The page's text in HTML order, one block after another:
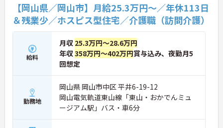
★おすすめPOINT★
【無理なくステップアップできる業務内容】
・実務未経験からでも挑戦可能です
・入浴介助なし、まずは生活支援や看護師のサポー
トからスタートできます
・資格取得支援制度を活用し、将来的に訪問介護員
を目指せる環境です
ベートの時間を確保できます
・3日以上の連続休暇取得で支援金が支給される独
自の制度があります
【岡山県／岡山市】月給25.3万円～／年休113日
＆残業少／ホスピス型住宅／介護職（訪問介護）
給料
月収 25.3万円～28.6万円
年収358万円～402万円賞与込み、夜勤月5
回想定
勤務地
岡山県 岡山市中区 平井6-19-12
岡山電気軌道東山線「東山・おかでんミュ
ージアム駅」バス・車6分